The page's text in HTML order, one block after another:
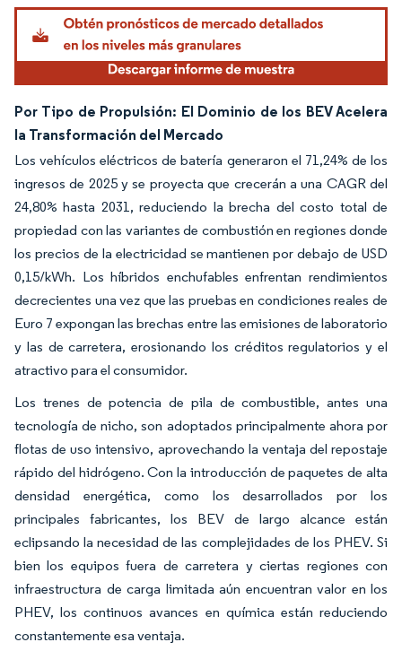
Por Tipo de Propulsión: El Dominio de los BEV Acelera
la Transformación del Mercado
Los vehículos eléctricos de batería generaron el 71,24% de los
ingresos de 2025 y se proyecta que crecerán a una CAGR del
24,80% hasta 2031, reduciendo la brecha del costo total de
propiedad con las variantes de combustión en regiones donde
los precios de la electricidad se mantienen por debajo de USD
0,15/kWh. Los híbridos enchufables enfrentan rendimientos
decrecientes una vez que las pruebas en condiciones reales de
Euro 7 expongan las brechas entre las emisiones de laboratorio
y las de carretera, erosionando los créditos regulatorios y el
atractivo para el consumidor.
Los trenes de potencia de pila de combustible, antes una
tecnología de nicho, son adoptados principalmente ahora por
flotas de uso intensivo, aprovechando la ventaja del repostaje
rápido del hidrógeno. Con la introducción de paquetes de alta
densidad energética, como los desarrollados por los
principales fabricantes, los BEV de largo alcance están
eclipsando la necesidad de las complejidades de los PHEV. Si
bien los equipos fuera de carretera y ciertas regiones con
infraestructura de carga limitada aún encuentran valor en los
PHEV, los continuos avances en química están reduciendo
constantemente esa ventaja.